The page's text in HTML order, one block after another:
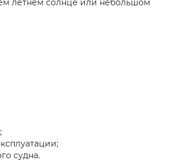
летнем солнце или небольшом
судна.